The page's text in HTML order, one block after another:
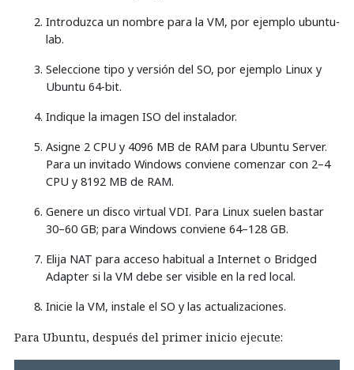
Introduzca un nombre para la VM, por ejemplo ubuntu-
lab.
Seleccione tipo y versión del SO, por ejemplo Linux y
Ubuntu 64-bit.
Indique la imagen ISO del instalador.
Asigne 2 CPU y 4096 MB de RAM para Ubuntu Server.
Para un invitado Windows conviene comenzar con 2–4
CPU y 8192 MB de RAM.
Genere un disco virtual VDI. Para Linux suelen bastar
30–60 GB; para Windows conviene 64–128 GB.
Elija NAT para acceso habitual a Internet o Bridged
Adapter si la VM debe ser visible en la red local.
Inicie la VM, instale el SO y las actualizaciones.
Para Ubuntu, después del primer inicio ejecute: